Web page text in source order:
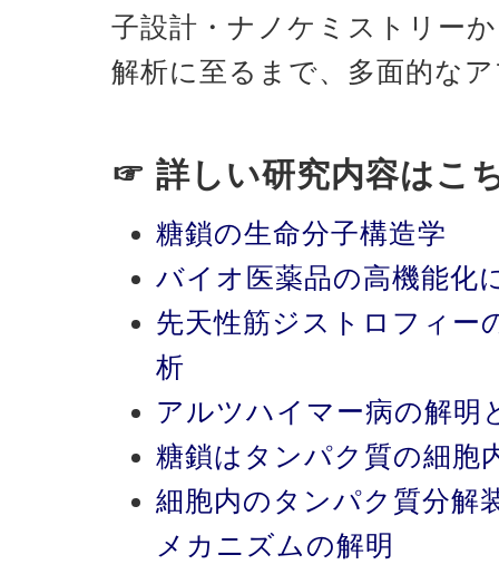
子設計・ナノケミストリー
解析に至るまで、多面的な
☞ 詳しい研究内容はこ
糖鎖の生命分子構造学
バイオ医薬品の高機能化
先天性筋ジストロフィー
析
アルツハイマー病の解明
糖鎖はタンパク質の細胞
細胞内のタンパク質分解
メカニズムの解明